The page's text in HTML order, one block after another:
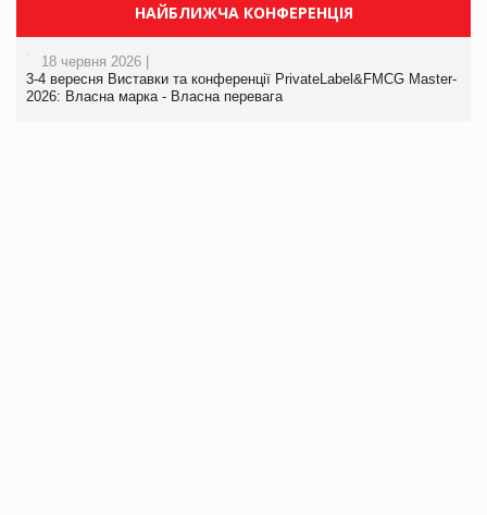
НАЙБЛИЖЧА КОНФЕРЕНЦІЯ
18 червня 2026 |
3-4 вересня Виставки та конференції PrivateLabel&FMCG Master-
2026: Власна марка - Власна перевага